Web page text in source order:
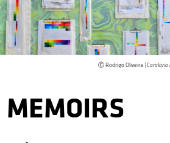
Ⓒ Rodrigo Oliveira | Corolário
MEMOIRS